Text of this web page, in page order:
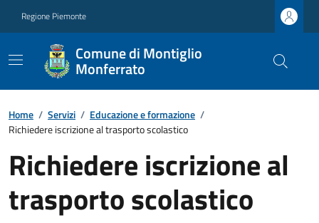
Regione Piemonte
Comune di Montiglio
Monferrato
Home / Servizi / Educazione e formazione /
Richiedere iscrizione al trasporto scolastico
Richiedere iscrizione al
trasporto scolastico